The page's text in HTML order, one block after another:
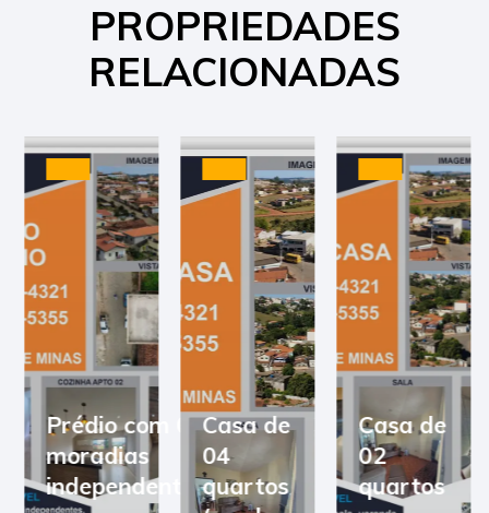
PROPRIEDADES
RELACIONADAS
Prédio com 03
moradias
independentes
Casa de
04
quartos
Casa de
02
quartos